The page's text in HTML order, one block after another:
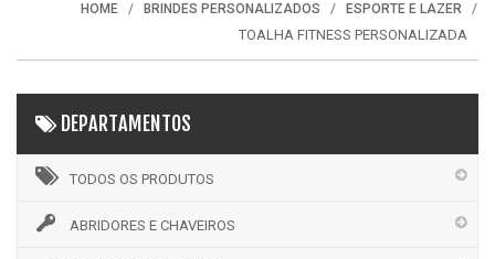
HOME BRINDES PERSONALIZADOS ESPORTE E LAZER
TOALHA FITNESS PERSONALIZADA
DEPARTAMENTOS
TODOS OS PRODUTOS
ABRIDORES E CHAVEIROS